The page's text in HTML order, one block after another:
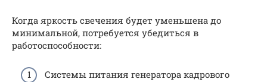
Когда яркость свечения будет уменьшена до
минимальной, потребуется убедиться в
работоспособности:
Системы питания генератора кадрового